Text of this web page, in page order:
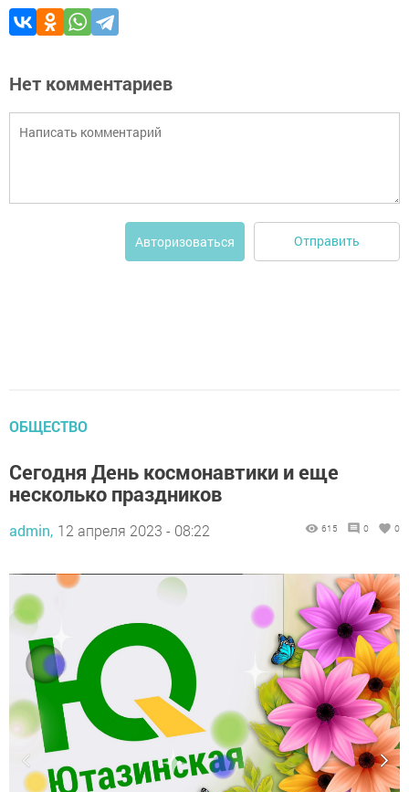
Нет комментариев
Авторизоваться Отправить
ОБЩЕСТВО
Сегодня День космонавтики и еще
несколько праздников
admin, 12 апреля 2023 - 08:22 615 0 0